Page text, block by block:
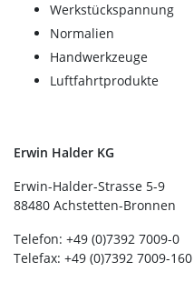
Werkstückspannung
Normalien
Handwerkzeuge
Luftfahrtprodukte
Erwin Halder KG
Erwin-Halder-Strasse 5-9
88480 Achstetten-Bronnen
Telefon: +49 (0)7392 7009-0
Telefax: +49 (0)7392 7009-160